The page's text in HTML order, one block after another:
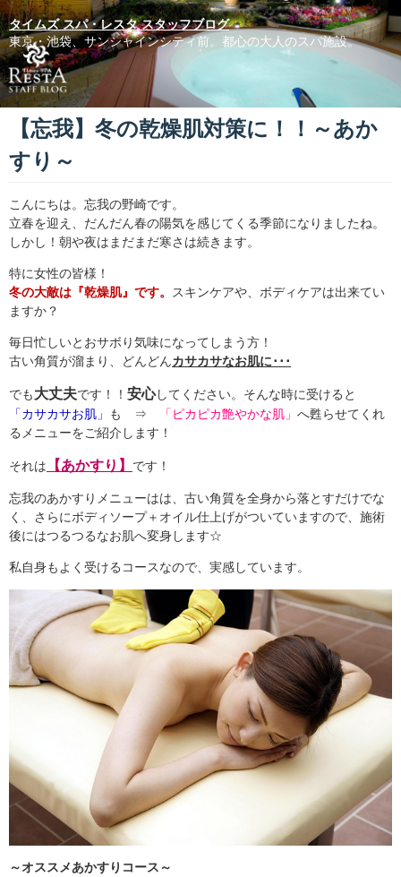
タイムズ スパ・レスタ スタッフブログ
東京・池袋、サンシャインシティ前。都心の大人のスパ施設。
【忘我】冬の乾燥肌対策に！！～あか
すり～
こんにちは。忘我の野崎です。
立春を迎え、だんだん春の陽気を感じてくる季節になりましたね。
しかし！朝や夜はまだまだ寒さは続きます。
特に女性の皆様！
冬の大敵は『乾燥肌』です。
スキンケアや、ボディケアは出来てい
ますか？
毎日忙しいとおサボり気味になってしまう方！
古い角質が溜まり、どんどんカサカサなお肌に･･･
でも大丈夫です！！ 安心してください。そんな時に受けると
「カサカサお肌」
も ⇒ 「ピカピカ艶やかな肌」 へ甦らせてくれ
るメニューをご紹介します！
それは 【あかすり】 です！
忘我のあかすりメニューはは、古い角質を全身から落とすだけでな
く、さらにボディソープ＋オイル仕上げがついていますので、施術
後にはつるつるなお肌へ変身します☆
私自身もよく受けるコースなので、実感しています。
～オススメあかすりコース～